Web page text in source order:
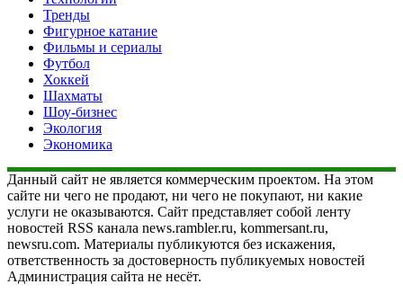
Тренды
Фигурное катание
Фильмы и сериалы
Футбол
Хоккей
Шахматы
Шоу-бизнес
Экология
Экономика
Данный сайт не является коммерческим проектом. На этом
сайте ни чего не продают, ни чего не покупают, ни какие
услуги не оказываются. Сайт представляет собой ленту
новостей RSS канала news.rambler.ru, kommersant.ru,
newsru.com. Материалы публикуются без искажения,
ответственность за достоверность публикуемых новостей
Администрация сайта не несёт.